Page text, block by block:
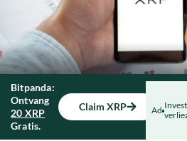
Bitpanda:
Ontvang
20 XRP
Gratis.
Claim XRP Ad